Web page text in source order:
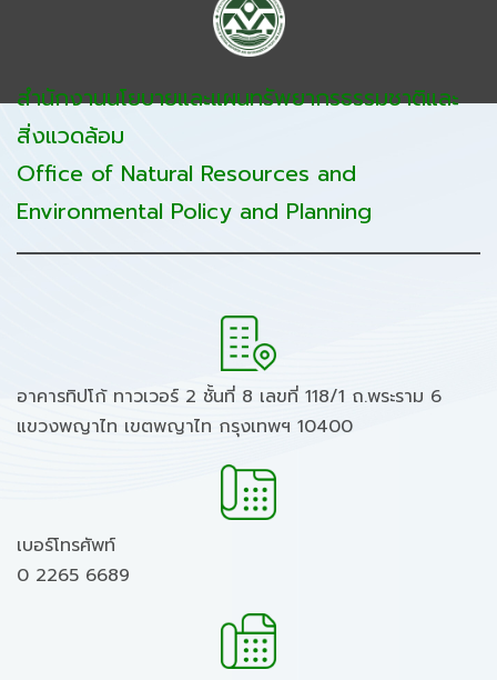
สำนักงานนโยบายและแผนทรัพยากรธรรมชาติและ
สิ่งแวดล้อม
Office of Natural Resources and
Environmental Policy and Planning
อาคารทิปโก้ ทาวเวอร์ 2 ชั้นที่ 8 เลขที่ 118/1 ถ.พระราม 6
แขวงพญาไท เขตพญาไท กรุงเทพฯ 10400
เบอร์โทรศัพท์
0 2265 6689